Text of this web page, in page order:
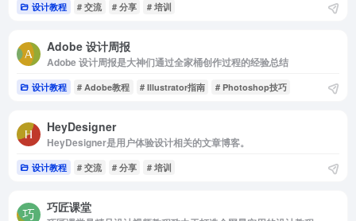
设计教程 # 交流 # 分享 # 培训
Adobe 设计周报
Adobe 设计周报是大神们通过全家桶创作过程的经验总结
设计教程 # Adobe教程 # Illustrator指南 # Photoshop技巧
HeyDesigner
HeyDesigner是用户体验设计相关的文章博客。
设计教程 # 交流 # 分享 # 培训
巧匠课堂